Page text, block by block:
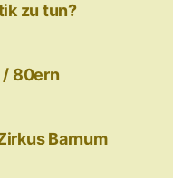
zu tun?
/ 80ern
Barnum